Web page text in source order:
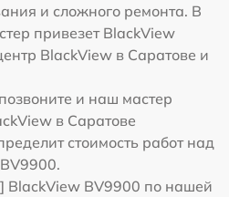
и сложного ремонта. В
привезет BlackView
BlackView в Саратове и
и наш мастер
в Саратове
стоимость работ над
BlackView BV9900 по нашей